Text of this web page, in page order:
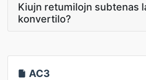
Kiujn retumilojn subtenas
konvertilo?
AC3